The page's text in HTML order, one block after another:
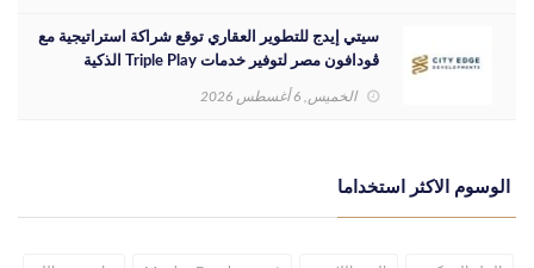
سيتي إيدج للتطوير العقاري توقع شراكة استراتيجية مع
ڤودافون مصر لتوفير خدمات Triple Play الذكية
بمشروع داون تاون بمدينة العلمين الجديدة
الخميس, 6 أغسطس 2026
الوسوم الاكثر استخداما